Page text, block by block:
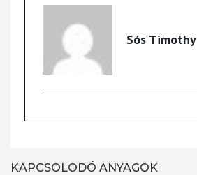
Sós Timothy
KAPCSOLODÓ ANYAGOK